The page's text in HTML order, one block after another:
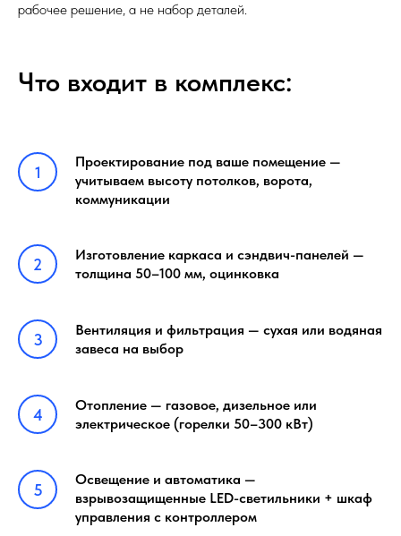
рабочее решение, а не набор деталей.
Что входит в комплекс:
Проектирование под ваше помещение —
учитываем высоту потолков, ворота,
коммуникации
Изготовление каркаса и сэндвич-панелей —
толщина 50–100 мм, оцинковка
Вентиляция и фильтрация — сухая или водяная
завеса на выбор
Отопление — газовое, дизельное или
электрическое (горелки 50–300 кВт)
Освещение и автоматика —
взрывозащищенные LED-светильники + шкаф
управления с контроллером